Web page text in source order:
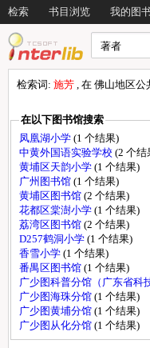
检索 书目浏览 我的图
检索词: 施芳 , 在 佛山地区公
在以下图书馆搜索
凤凰湖小学 (1 个结果)
中黄外国语实验学校 (2 个结
黄埔区天韵小学 (1 个结果)
广州图书馆 (1 个结果)
黄埔区图书馆 (2 个结果)
花都区棠澍小学 (1 个结果)
荔湾区图书馆 (2 个结果)
D257鹤洞小学 (1 个结果)
香雪小学 (1 个结果)
番禺区图书馆 (1 个结果)
广少图科普分馆（广东省科
广少图海珠分馆 (1 个结果)
广少图黄埔分馆 (1 个结果)
广少图从化分馆 (1 个结果)